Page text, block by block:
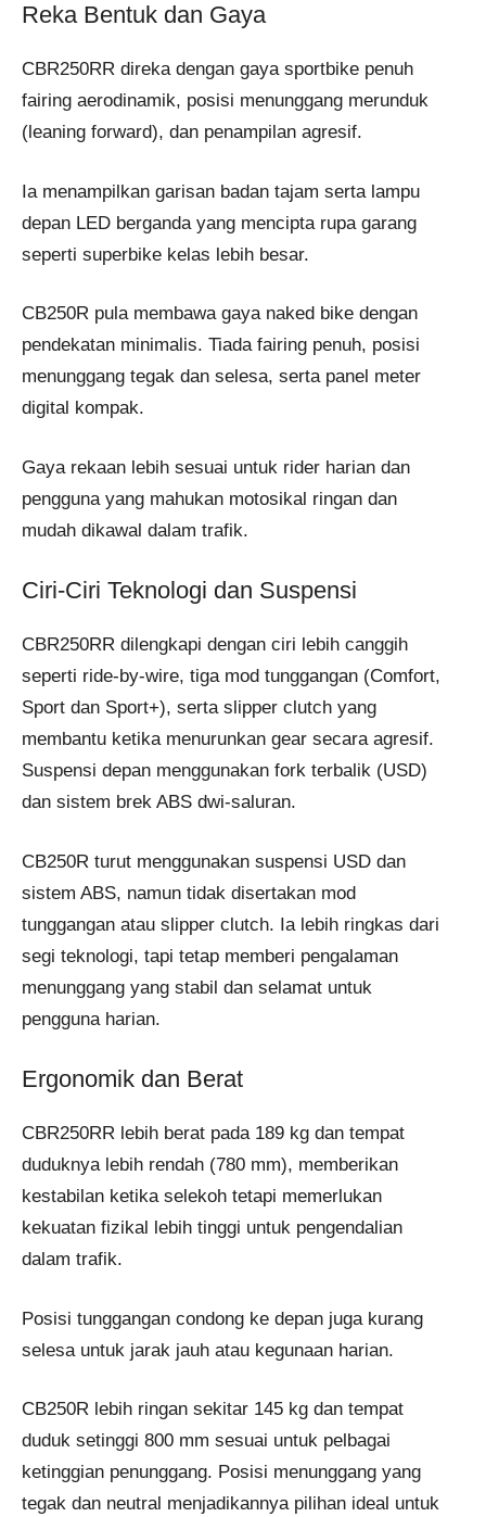
Reka Bentuk dan Gaya
CBR250RR direka dengan gaya sportbike penuh
fairing aerodinamik, posisi menunggang merunduk
(leaning forward), dan penampilan agresif.
Ia menampilkan garisan badan tajam serta lampu
depan LED berganda yang mencipta rupa garang
seperti superbike kelas lebih besar.
CB250R pula membawa gaya naked bike dengan
pendekatan minimalis. Tiada fairing penuh, posisi
menunggang tegak dan selesa, serta panel meter
digital kompak.
Gaya rekaan lebih sesuai untuk rider harian dan
pengguna yang mahukan motosikal ringan dan
mudah dikawal dalam trafik.
Ciri-Ciri Teknologi dan Suspensi
CBR250RR dilengkapi dengan ciri lebih canggih
seperti ride-by-wire, tiga mod tunggangan (Comfort,
Sport dan Sport+), serta slipper clutch yang
membantu ketika menurunkan gear secara agresif.
Suspensi depan menggunakan fork terbalik (USD)
dan sistem brek ABS dwi-saluran.
CB250R turut menggunakan suspensi USD dan
sistem ABS, namun tidak disertakan mod
tunggangan atau slipper clutch. Ia lebih ringkas dari
segi teknologi, tapi tetap memberi pengalaman
menunggang yang stabil dan selamat untuk
pengguna harian.
Ergonomik dan Berat
CBR250RR lebih berat pada 189 kg dan tempat
duduknya lebih rendah (780 mm), memberikan
kestabilan ketika selekoh tetapi memerlukan
kekuatan fizikal lebih tinggi untuk pengendalian
dalam trafik.
Posisi tunggangan condong ke depan juga kurang
selesa untuk jarak jauh atau kegunaan harian.
CB250R lebih ringan sekitar 145 kg dan tempat
duduk setinggi 800 mm sesuai untuk pelbagai
ketinggian penunggang. Posisi menunggang yang
tegak dan neutral menjadikannya pilihan ideal untuk